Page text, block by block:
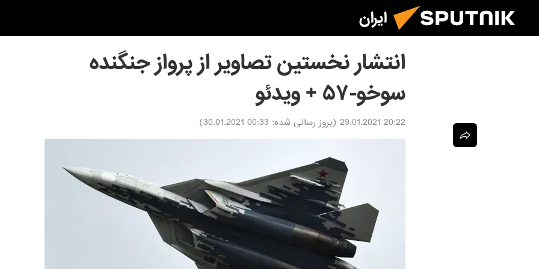
ایران
انتشار نخستین تصاویر از پرواز جنگنده
سوخو-۵۷ + ویدئو
20:22 29.01.2021 (بروز رسانی شده: 00:33 30.01.2021
)